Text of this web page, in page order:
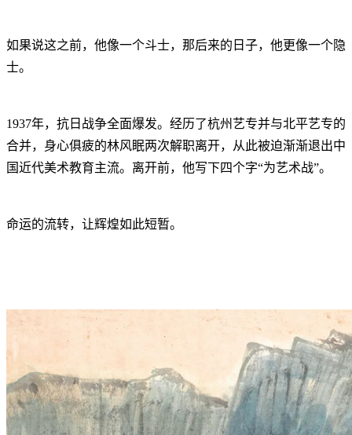
如果说这之前，他像一个斗士，那后来的日子，他更像一个隐
士。
1937年，抗日战争全面爆发。经历了杭州艺专并与北平艺专的
合并，身心俱疲的林风眠两次解职离开，从此被迫渐渐退出中
国近代美术教育主流。离开前，他写下四个字“为艺术战”。
命运的流转，让辉煌如此短暂。